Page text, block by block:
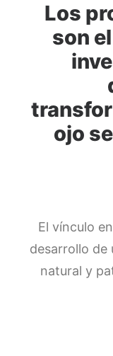
Los
son
ojo
El vínculo
desarrollo de
natural y